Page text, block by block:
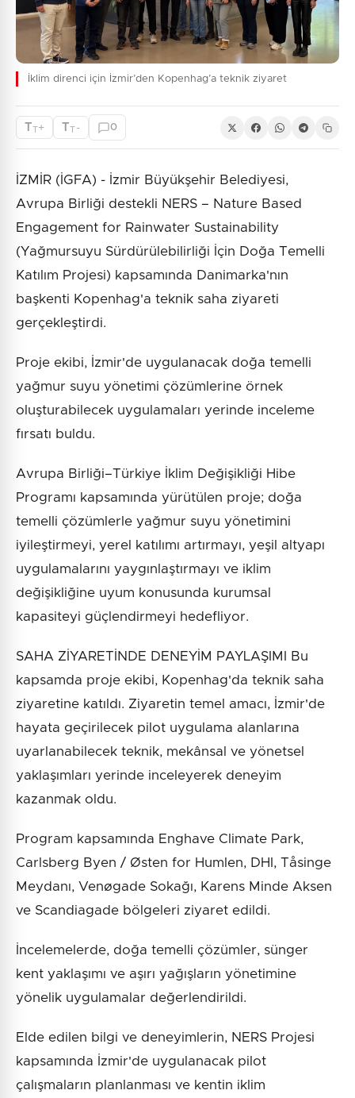
İklim direnci için İzmir’den Kopenhag’a teknik ziyaret
TT+ TT - 0
İZMİR (İGFA) - İzmir Büyükşehir Belediyesi,
Avrupa Birliği destekli NERS – Nature Based
Engagement for Rainwater Sustainability
(Yağmursuyu Sürdürülebilirliği İçin Doğa Temelli
Katılım Projesi) kapsamında Danimarka'nın
başkenti Kopenhag'a teknik saha ziyareti
gerçekleştirdi.
Proje ekibi, İzmir'de uygulanacak doğa temelli
yağmur suyu yönetimi çözümlerine örnek
oluşturabilecek uygulamaları yerinde inceleme
fırsatı buldu.
Avrupa Birliği–Türkiye İklim Değişikliği Hibe
Programı kapsamında yürütülen proje; doğa
temelli çözümlerle yağmur suyu yönetimini
iyileştirmeyi, yerel katılımı artırmayı, yeşil altyapı
uygulamalarını yaygınlaştırmayı ve iklim
değişikliğine uyum konusunda kurumsal
kapasiteyi güçlendirmeyi hedefliyor.
SAHA ZİYARETİNDE DENEYİM PAYLAŞIMI Bu
kapsamda proje ekibi, Kopenhag'da teknik saha
ziyaretine katıldı. Ziyaretin temel amacı, İzmir'de
hayata geçirilecek pilot uygulama alanlarına
uyarlanabilecek teknik, mekânsal ve yönetsel
yaklaşımları yerinde inceleyerek deneyim
kazanmak oldu.
Program kapsamında Enghave Climate Park,
Carlsberg Byen / Østen for Humlen, DHI, Tåsinge
Meydanı, Venøgade Sokağı, Karens Minde Aksen
ve Scandiagade bölgeleri ziyaret edildi.
İncelemelerde, doğa temelli çözümler, sünger
kent yaklaşımı ve aşırı yağışların yönetimine
yönelik uygulamalar değerlendirildi.
Elde edilen bilgi ve deneyimlerin, NERS Projesi
kapsamında İzmir'de uygulanacak pilot
çalışmaların planlanması ve kentin iklim